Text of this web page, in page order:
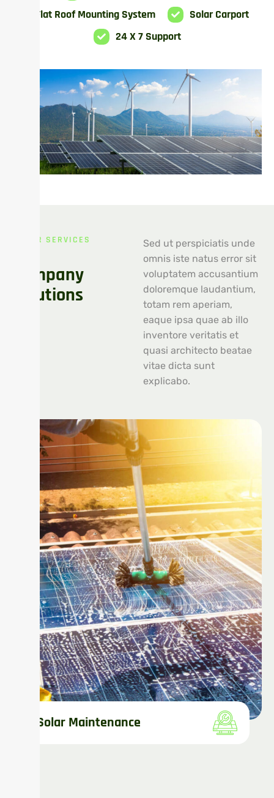
Flat Roof Mounting System
Solar Carport
24 X 7 Support
OUR SERVICES
mpany
utions
Sed ut perspiciatis unde
omnis iste natus error sit
voluptatem accusantium
doloremque laudantium,
totam rem aperiam,
eaque ipsa quae ab illo
inventore veritatis et
quasi architecto beatae
vitae dicta sunt
explicabo.
Solar Maintenance